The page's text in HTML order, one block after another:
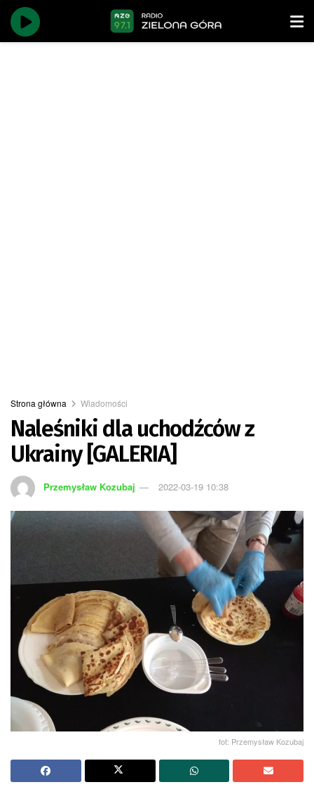
Strona główna Wiadomości
Naleśniki dla uchodźców z
Ukrainy [GALERIA]
Przemysław Kozubaj 2022-03-19 10:38
fot: Przemysław Kozubaj